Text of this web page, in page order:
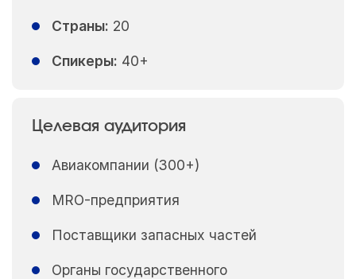
Страны: 20
Спикеры: 40+
Целевая аудитория
Авиакомпании (300+)
MRO-предприятия
Поставщики запасных частей
Органы государственного